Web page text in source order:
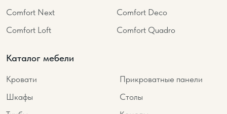
Comfort Next
Comfort Deco
Comfort Loft
Comfort Quadro
Каталог мебели
Кровати
Прикроватные панели
Шкафы
Столы